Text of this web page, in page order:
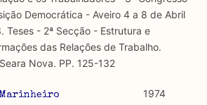
as publicações mais relevantes
que aqui se encontram
de expressão. Trata-se de
omnipresente, dado que é
acto de fala.
Constitutiva : são combinadas ambas
Democrática - Aveiro 4 a 8 de Abril
Teses - 2ª Secção - Estrutura e
das Relações de Trabalho.
Nova. PP. 125-132
1974